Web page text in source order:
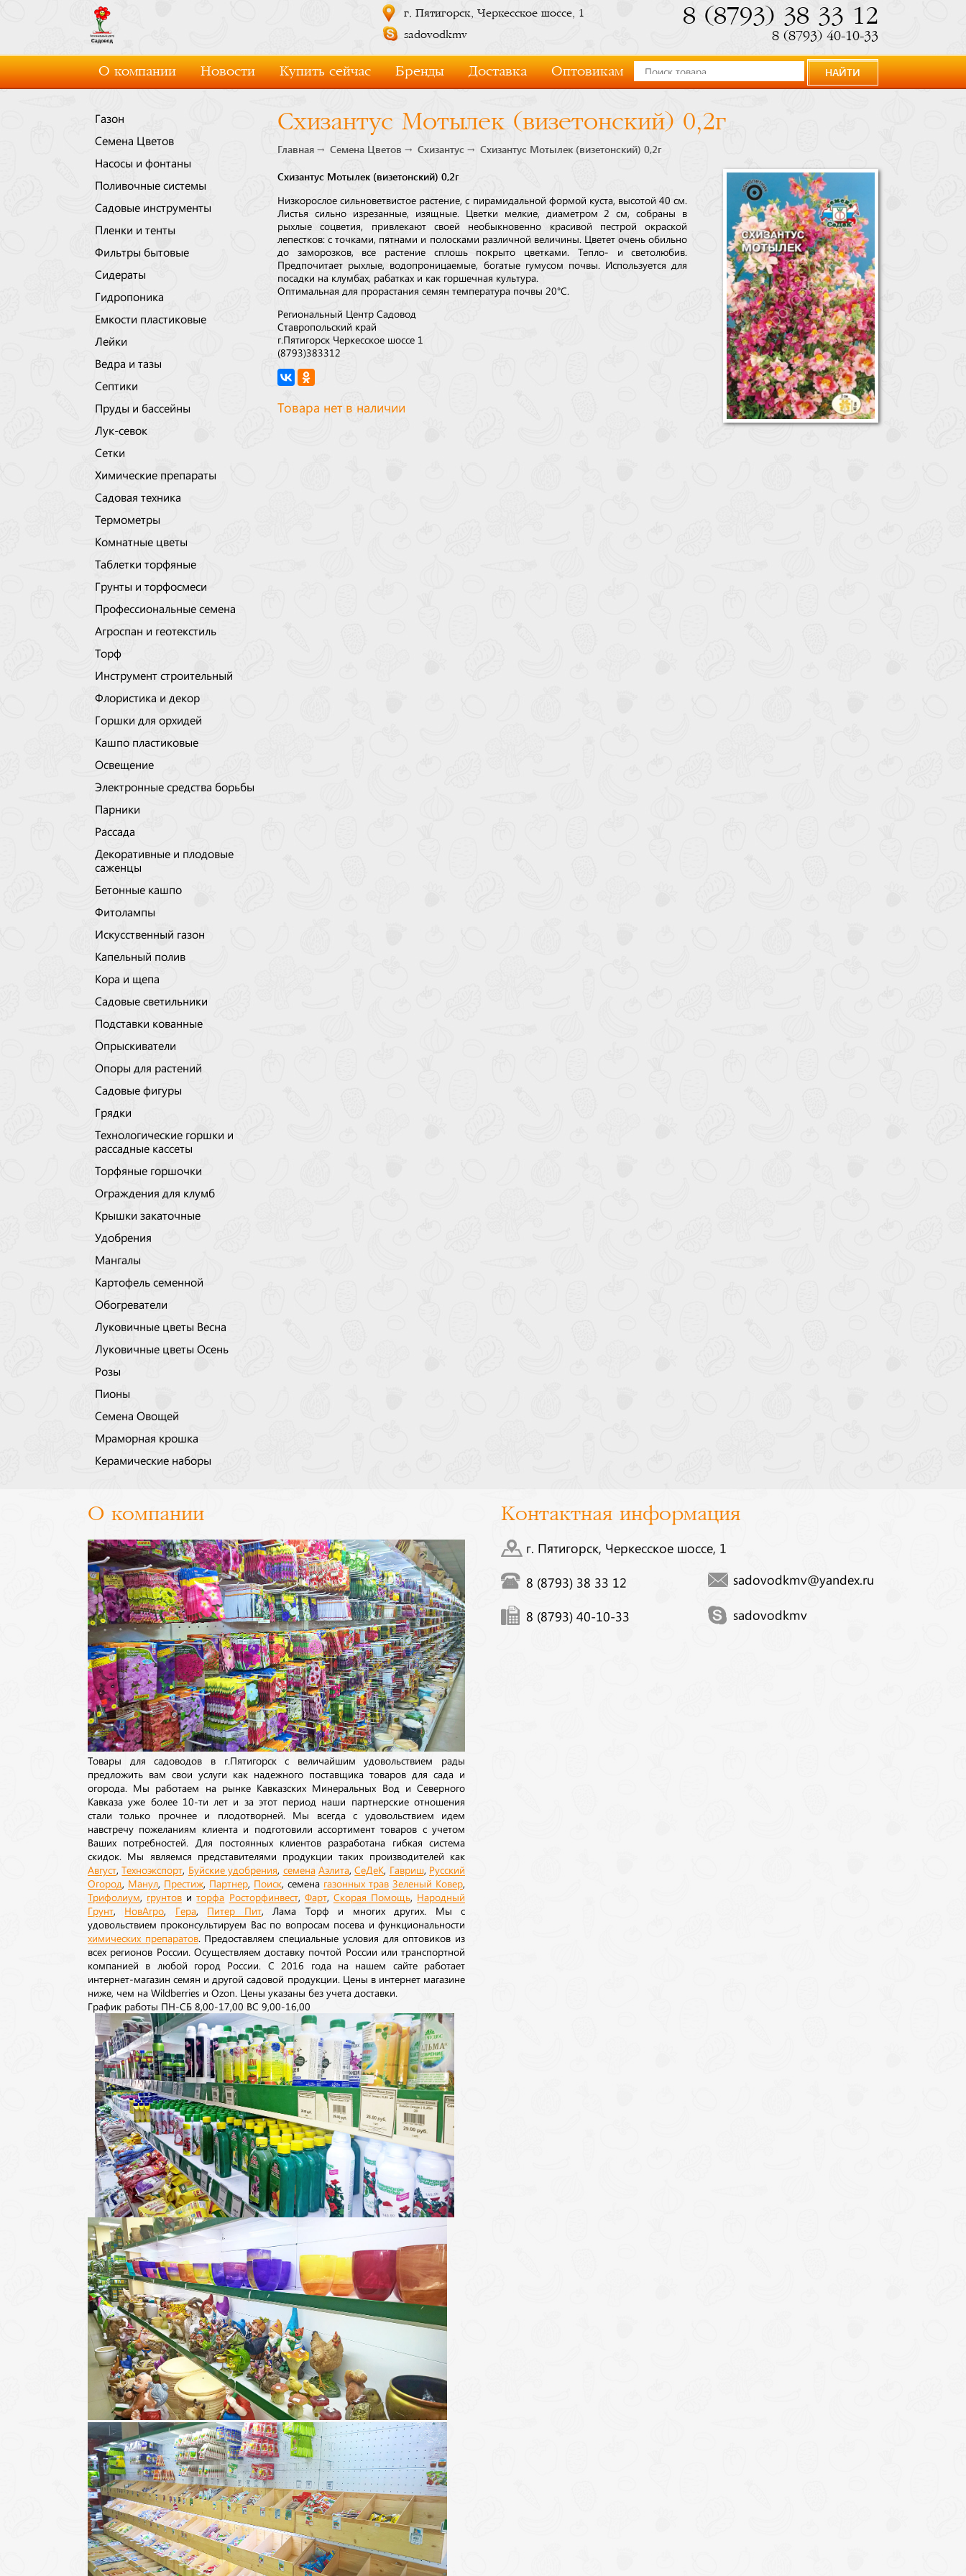
г. Пятигорск, Черкесское шоссе, 1
sadovodkmv
8 (8793) 38 33 12
8 (8793) 40-10-33
О компании Новости Купить сейчас Бренды Доставка Оптовикам НАЙТИ
Газон
Семена Цветов
Насосы и фонтаны
Поливочные системы
Садовые инструменты
Пленки и тенты
Фильтры бытовые
Сидераты
Гидропоника
Емкости пластиковые
Лейки
Ведра и тазы
Септики
Пруды и бассейны
Лук-севок
Сетки
Химические препараты
Садовая техника
Термометры
Комнатные цветы
Таблетки торфяные
Грунты и торфосмеси
Профессиональные семена
Агроспан и геотекстиль
Торф
Инструмент строительный
Флористика и декор
Горшки для орхидей
Кашпо пластиковые
Освещение
Электронные средства борьбы
Парники
Рассада
Декоративные и плодовые
саженцы
Бетонные кашпо
Фитолампы
Искусственный газон
Капельный полив
Кора и щепа
Садовые светильники
Подставки кованные
Опрыскиватели
Опоры для растений
Садовые фигуры
Грядки
Технологические горшки и
рассадные кассеты
Торфяные горшочки
Ограждения для клумб
Крышки закаточные
Удобрения
Мангалы
Картофель семенной
Обогреватели
Луковичные цветы Весна
Луковичные цветы Осень
Розы
Пионы
Семена Овощей
Мраморная крошка
Керамические наборы
Схизантус Мотылек (визетонский) 0,2г
Главная Семена Цветов Схизантус
Схизантус Мотылек (визетонский) 0,2г
Схизантус Мотылек (визетонский) 0,2г
Низкорослое сильноветвистое растение, с пирамидальной формой куста, высотой 40 см.
Листья сильно изрезанные, изящные. Цветки мелкие, диаметром 2 см, собраны в
рыхлые соцветия, привлекают своей необыкновенно красивой пестрой окраской
лепестков: с точками, пятнами и полосками различной величины. Цветет очень обильно
до заморозков, все растение сплошь покрыто цветками. Тепло- и светолюбив.
Предпочитает рыхлые, водопроницаемые, богатые гумусом почвы. Используется для
посадки на клумбах, рабатках и как горшечная культура.
Оптимальная для прорастания семян температура почвы 20°С.
Региональный Центр Садовод
Ставропольский край
г.Пятигорск Черкесское шоссе 1
(8793)383312
Товара нет в наличии
О компании
Товары для садоводов в г.Пятигорск с величайшим удовольствием рады
предложить вам свои услуги как надежного поставщика товаров для сада и
огорода. Мы работаем на рынке Кавказских Минеральных Вод и Северного
Кавказа уже более 10-ти лет и за этот период наши партнерские отношения
стали только прочнее и плодотворней. Мы всегда с удовольствием идем
навстречу пожеланиям клиента и подготовили ассортимент товаров с учетом
Ваших потребностей. Для постоянных клиентов разработана гибкая система
скидок. Мы являемся представителями продукции таких производителей как
Август ,Техноэкспорт Буйские удобрения семена Аэлита,СеДеК Гавриш Русский
Огород Манул Престиж Партнер Поиск , семена газонных трав Зеленый Ковер
Трифолиум грунтов иторфа Росторфинвест, Фарт, Скорая Помощь Народный
Грунт НовАгро Гера, Питер Пит, Лама Торф и многих других. Мы с
удовольствием проконсультируем Вас по вопросам посева и функциональности
химических препаратов. Предоставляем специальные условия для оптовиков из
всех регионов России. Осуществляем доставку почтой России или транспортной
компанией в любой город России. С 2016 года на нашем сайте работает
интернет-магазин семян и другой садовой продукции. Цены в интернет магазине
ниже, чем на Wildberries и Ozon. Цены указаны без учета доставки.
График работы ПН-СБ 8,00-17,00 ВС 9,00-16,00
Контактная информация
г. Пятигорск, Черкесское шоссе, 1
8 (8793) 38 33 12
8 (8793) 40-10-33
sadovodkmv@yandex.ru
sadovodkmv